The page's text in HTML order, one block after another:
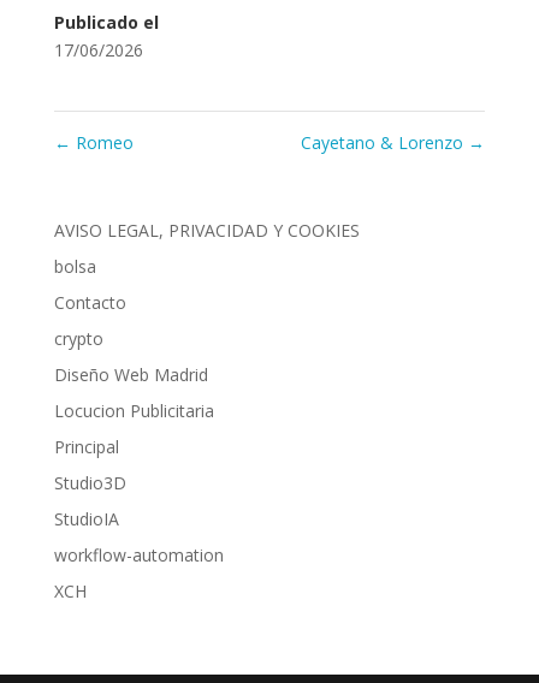
Publicado el
17/06/2026
← Romeo Cayetano & Lorenzo →
AVISO LEGAL, PRIVACIDAD Y COOKIES
bolsa
Contacto
crypto
Diseño Web Madrid
Locucion Publicitaria
Principal
Studio3D
StudioIA
workflow-automation
XCH